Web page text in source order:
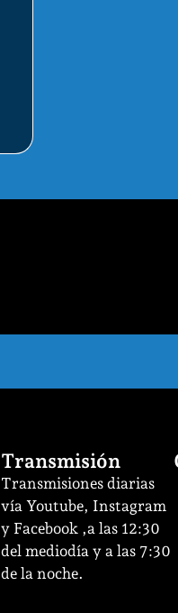
Transmisión
Transmisiones diarias
vía Youtube, Instagram
y Facebook ,a las 12:30
del mediodía y a las 7:30
de la noche.